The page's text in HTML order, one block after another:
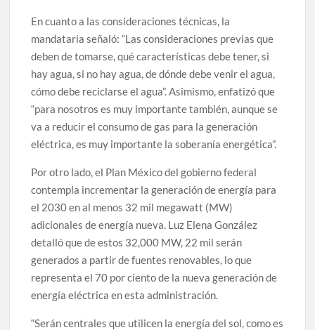
En cuanto a las consideraciones técnicas, la
mandataria señaló: “Las consideraciones previas que
deben de tomarse, qué características debe tener, si
hay agua, si no hay agua, de dónde debe venir el agua,
cómo debe reciclarse el agua”. Asimismo, enfatizó que
“para nosotros es muy importante también, aunque se
va a reducir el consumo de gas para la generación
eléctrica, es muy importante la soberanía energética”.
Por otro lado, el Plan México del gobierno federal
contempla incrementar la generación de energía para
el 2030 en al menos 32 mil megawatt (MW)
adicionales de energía nueva. Luz Elena González
detalló que de estos 32,000 MW, 22 mil serán
generados a partir de fuentes renovables, lo que
representa el 70 por ciento de la nueva generación de
energía eléctrica en esta administración.
“Serán centrales que utilicen la energía del sol, como es